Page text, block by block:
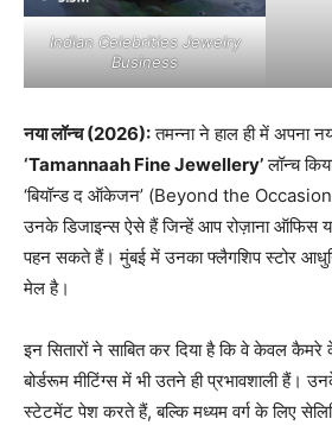
Indian Celebrities Jewelry
Business
नया लॉन्च (2026):तमन्ना ने हाल ही में अपना
‘Tamannaah Fine Jewellery’लॉन्च
‘बियॉन्ड द ऑकेजन’ (Beyond the
उनके डिजाइन्स ऐसे हैं जिन्हें आप रोज़ाना
पहन सकते हैं। मुंबई में उनका फ्लैगशिप स्टोर
मेल है।
इन सितारों ने साबित कर दिया है कि वे केवल कैमरे
बोर्डरूम मीटिंग्स में भी उतने ही प्रभावशाली हैं।
स्टेटमेंट पेश करते हैं, बल्कि मध्यम वर्ग के लिए